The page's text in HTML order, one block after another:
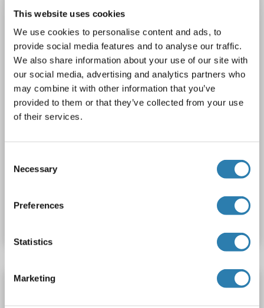
This website uses cookies
We use cookies to personalise content and ads, to
provide social media features and to analyse our traffic.
We also share information about your use of our site with
our social media, advertising and analytics partners who
may combine it with other information that you’ve
provided to them or that they’ve collected from your use
of their services.
Selection
Necessary
Preferences
Statistics
Marketing
TNS3 Reactivité: Humain
0.15 ng/mL - 10 ng/mL
Plasma, Serum, Tissue Homogenate
1 image
TNS3 Kit ELISA